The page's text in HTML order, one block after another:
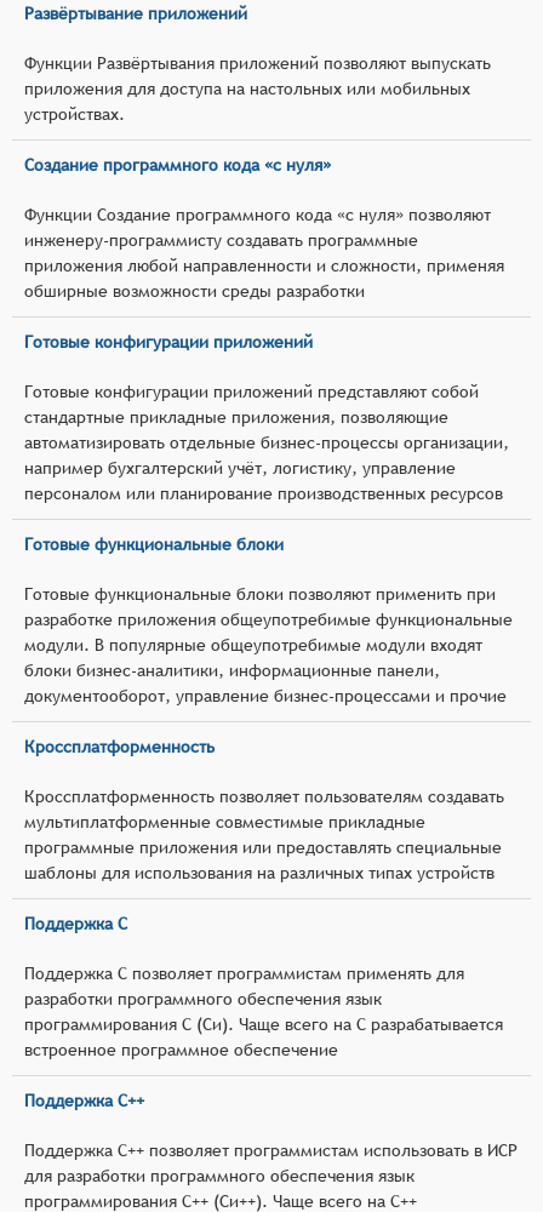
Развёртывание приложений
Функции Развёртывания приложений позволяют выпускать
приложения для доступа на настольных или мобильных
устройствах.
Создание программного кода «с нуля»
Функции Создание программного кода «с нуля» позволяют
инженеру-программисту создавать программные
приложения любой направленности и сложности, применяя
обширные возможности среды разработки
Готовые конфигурации приложений
Готовые конфигурации приложений представляют собой
стандартные прикладные приложения, позволяющие
автоматизировать отдельные бизнес-процессы организации,
например бухгалтерский учёт, логистику, управление
персоналом или планирование производственных ресурсов
Готовые функциональные блоки
Готовые функциональные блоки позволяют применить при
разработке приложения общеупотребимые функциональные
модули. В популярные общеупотребимые модули входят
блоки бизнес-аналитики, информационные панели,
документооборот, управление бизнес-процессами и прочие
Кроссплатформенность
Кроссплатформенность позволяет пользователям создавать
мультиплатформенные совместимые прикладные
программные приложения или предоставлять специальные
шаблоны для использования на различных типах устройств
Поддержка C
Поддержка C позволяет программистам применять для
разработки программного обеспечения язык
программирования C (Си). Чаще всего на C разрабатывается
встроенное программное обеспечение
Поддержка C++
Поддержка C++ позволяет программистам использовать в ИСР
для разработки программного обеспечения язык
программирования C++ (Си++). Чаще всего на C++